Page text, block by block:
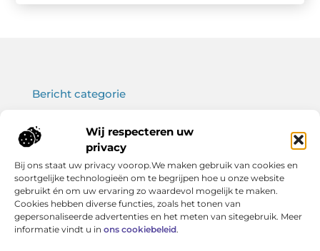
Wij respecteren uw
privacy
Bij ons staat uw privacy voorop.We maken gebruik van cookies en
soortgelijke technologieën om te begrijpen hoe u onze website
gebruikt én om uw ervaring zo waardevol mogelijk te maken.
Cookies hebben diverse functies, zoals het tonen van
gepersonaliseerde advertenties en het meten van sitegebruik. Meer
informatie vindt u in ons cookiebeleid.
Onze informatie
Bericht categorie